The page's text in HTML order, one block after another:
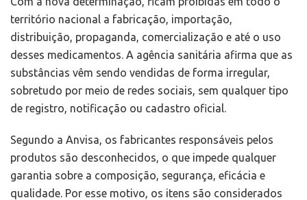
território nacional a fabricação, importação,
distribuição, propaganda, comercialização e até o uso
desses medicamentos. A agência sanitária afirma que as
substâncias vêm sendo vendidas de forma irregular,
sobretudo por meio de redes sociais, sem qualquer tipo
de registro, notificação ou cadastro oficial.
Segundo a Anvisa, os fabricantes responsáveis pelos
produtos são desconhecidos, o que impede qualquer
garantia sobre a composição, segurança, eficácia e
qualidade. Por esse motivo, os itens são considerados